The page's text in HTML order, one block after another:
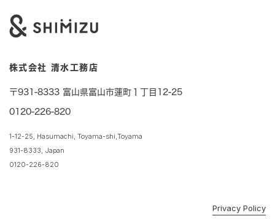
株式会社 清水工務店
〒931-8333 富山県富山市蓮町１丁目12-25
0120-226-820
1-12-25, Hasumachi, Toyama-shi,Toyama
931-8333, Japan
0120-226-820
Privacy Policy